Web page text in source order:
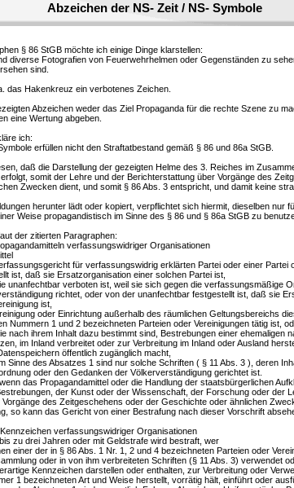
Abzeichen der NS- Zeit / NS- Symbole
§ 86 StGB möchte ich einige Dinge klarstellen:
diverse Fotografien von Feuerwehrhelmen oder Gegenständen zu
sind.
das Hakenkreuz ein verbotenes Zeichen.
Abzeichen weder das Ziel Propaganda für die rechte Szene zu
eine Wertung abgeben.
ich:
erfüllen nicht den Straftatbestand gemäß § 86 und 86a StGB.
daß die Darstellung der gezeigten Helme des 3. Reiches im
somit der Lehre und der Berichterstattung über Vorgänge des
Zwecken dient, und somit § 86 Abs. 3 entspricht, und damit keine
herunter lädt oder kopiert, verpflichtet sich hiermit, dieselben nur
Weise propagandistisch im Sinne des § 86 und § 86a StGB zu
der zitierten Paragraphen:
verfassungswidriger Organisationen
für verfassungswidrig erklärten Partei oder einer Partei
ist, daß sie Ersatzorganisation einer solchen Partei ist,
unanfechtbar verboten ist, weil sie sich gegen die verfassungsmäßige
richtet, oder von der unanfechtbar festgestellt ist, daß sie
ist,
oder Einrichtung außerhalb des räumlichen Geltungsbereichs
Nummern 1 und 2 bezeichneten Parteien oder Vereinigungen tätig ist,
nach ihrem Inhalt dazu bestimmt sind, Bestrebungen einer ehemaligen
im Inland verbreitet oder zur Verbreitung im Inland oder Ausland
öffentlich zugänglich macht,
Sinne des Absatzes 1 sind nur solche Schriften ( § 11 Abs. 3 ), deren
oder den Gedanken der Völkerverständigung gerichtet ist.
das Propagandamittel oder die Handlung der staatsbürgerlichen
der Kunst oder der Wissenschaft, der Forschung oder der
des Zeitgeschehens oder der Geschichte oder ähnlichen
so kann das Gericht von einer Bestrafung nach dieser Vorschrift
verfassungswidriger Organisationen
zu drei Jahren oder mit Geldstrafe wird bestraft, wer
einer der in § 86 Abs. 1 Nr. 1, 2 und 4 bezeichneten Parteien oder
oder in von ihm verbreiteten Schriften (§ 11 Abs. 3) verwendet
Kennzeichen darstellen oder enthalten, zur Verbreitung oder
1 bezeichneten Art und Weise herstellt, vorrätig hält, einführt oder